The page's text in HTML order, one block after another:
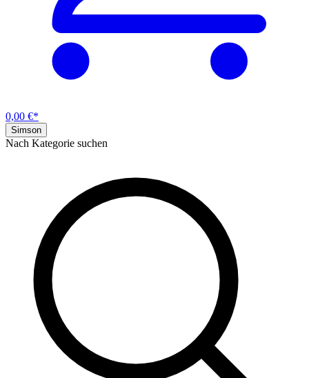
0,00 €*
Simson
Nach Kategorie suchen